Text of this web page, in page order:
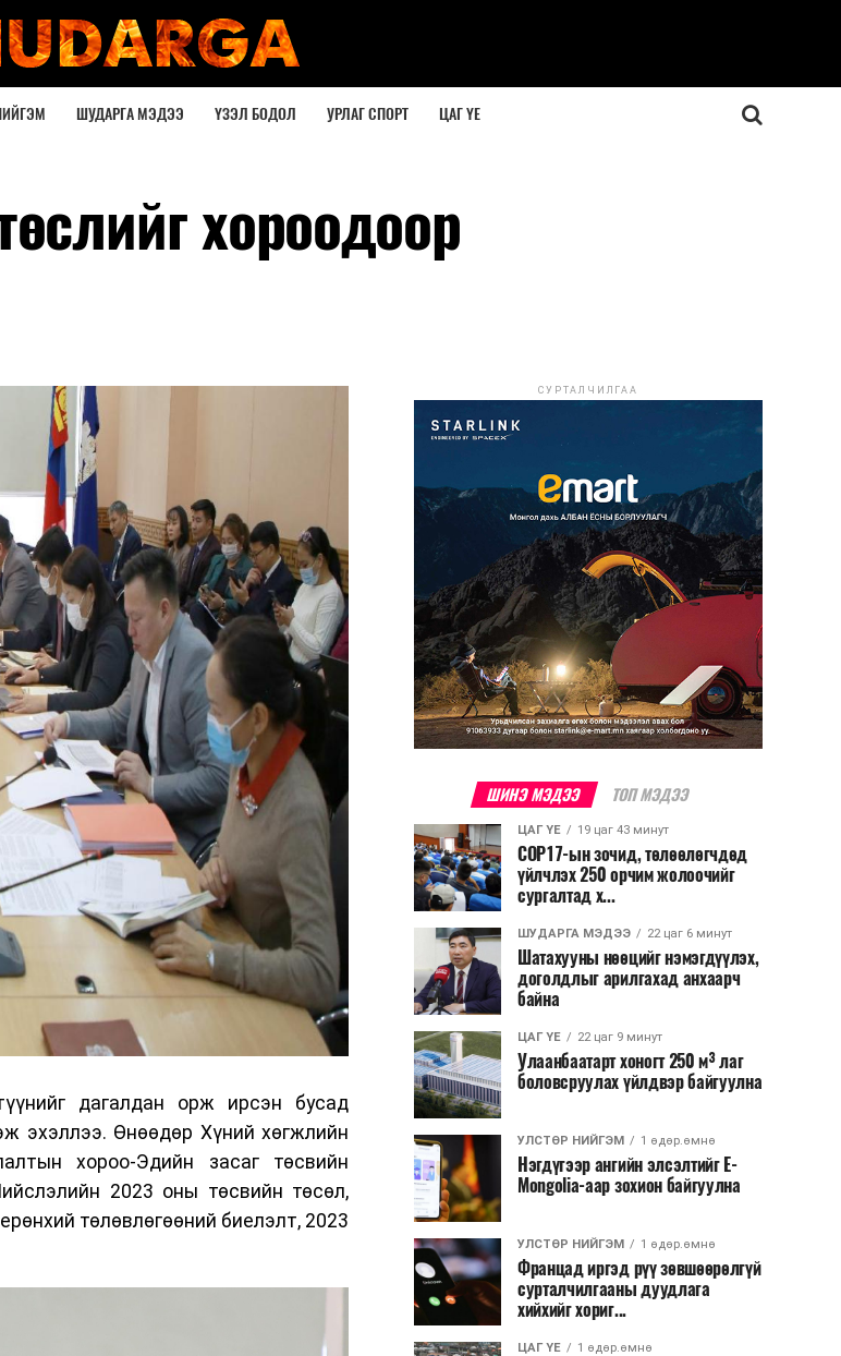
ШУДАРГА МЭДЭЭ ҮЗЭЛ БОДОЛ УРЛАГ СПОРТ ЦАГ ҮЕ
хороодоор
дагалдан орж ирсэн бусад
эхэллээ. Өнөөдөр Хүний хөгжлийн
хороо-Эдийн засаг төсвийн
2023 оны төсвийн төсөл,
төлөвлөгөөний биелэлт, 2023
СУРТАЛЧИЛГАА
ШИНЭ МЭДЭЭ ТОП МЭДЭЭ
ЦАГ ҮЕ 19 цаг 43 минут
COP17-ын зочид, төлөөлөгчдөд
үйлчлэх 250 орчим жолоочийг
сургалтад х...
ШУДАРГА МЭДЭЭ 22 цаг 6 минут
Шатахууны нөөцийг нэмэгдүүлэх,
доголдлыг арилгахад анхаарч
байна
ЦАГ ҮЕ 22 цаг 9 минут
Улаанбаатарт хоногт 250 м³ лаг
боловсруулах үйлдвэр байгуулна
УЛСТӨР НИЙГЭМ 1 өдөр.өмнө
Нэгдүгээр ангийн элсэлтийг E-
Mongolia-аар зохион байгуулна
УЛСТӨР НИЙГЭМ 1 өдөр.өмнө
Францад иргэд рүү зөвшөөрөлгүй
сурталчилгааны дуудлага
хийхийг хориг...
ЦАГ ҮЕ 1 өдөр.өмнө